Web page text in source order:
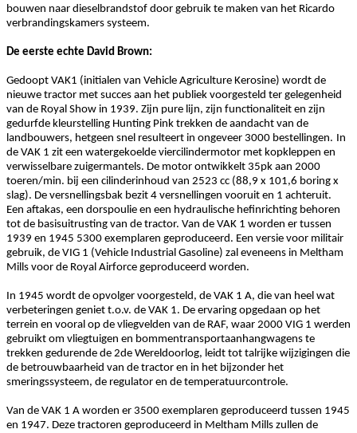
bouwen naar dieselbrandstof door gebruik te maken van het Ricardo
verbrandingskamers systeem.
De eerste echte David Brown:
Gedoopt VAK1 (initialen van Vehicle Agriculture Kerosine) wordt de
nieuwe tractor met succes aan het publiek voorgesteld ter gelegenheid
van de Royal Show in 1939. Zijn pure lijn, zijn functionaliteit en zijn
gedurfde kleurstelling Hunting Pink trekken de aandacht van de
landbouwers, hetgeen snel resulteert in ongeveer 3000 bestellingen. In
de VAK 1 zit een watergekoelde viercilindermotor met kopkleppen en
verwisselbare zuigermantels. De motor ontwikkelt 35pk aan 2000
toeren/min. bij een cilinderinhoud van 2523 cc (88,9 x 101,6 boring x
slag). De versnellingsbak bezit 4 versnellingen vooruit en 1 achteruit.
Een aftakas, een dorspoulie en een hydraulische hefinrichting behoren
tot de basisuitrusting van de tractor. Van de VAK 1 worden er tussen
1939 en 1945 5300 exemplaren geproduceerd. Een versie voor militair
gebruik, de VIG 1 (Vehicle Industrial Gasoline) zal eveneens in Meltham
Mills voor de Royal Airforce geproduceerd worden.
In 1945 wordt de opvolger voorgesteld, de VAK 1 A, die van heel wat
verbeteringen geniet t.o.v. de VAK 1. De ervaring opgedaan op het
terrein en vooral op de vliegvelden van de RAF, waar 2000 VIG 1 werden
gebruikt om vliegtuigen en bommentransportaanhangwagens te
trekken gedurende de 2de Wereldoorlog, leidt tot talrijke wijzigingen die
de betrouwbaarheid van de tractor en in het bijzonder het
smeringssysteem, de regulator en de temperatuurcontrole.
Van de VAK 1 A worden er 3500 exemplaren geproduceerd tussen 1945
en 1947. Deze tractoren geproduceerd in Meltham Mills zullen de